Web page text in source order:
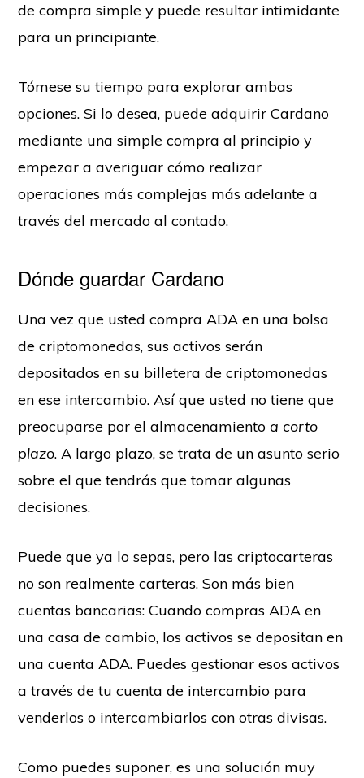
de compra simple y puede resultar intimidante
para un principiante.
Tómese su tiempo para explorar ambas
opciones. Si lo desea, puede adquirir Cardano
mediante una simple compra al principio y
empezar a averiguar cómo realizar
operaciones más complejas más adelante a
través del mercado al contado.
Dónde guardar Cardano
Una vez que usted compra ADA en una bolsa
de criptomonedas, sus activos serán
depositados en su billetera de criptomonedas
en ese intercambio. Así que usted no tiene que
preocuparse por el almacenamientoa corto
plazo. A largo plazo, se trata de un asunto serio
sobre el que tendrás que tomar algunas
decisiones.
Puede que ya lo sepas, pero las criptocarteras
no son realmente carteras. Son más bien
cuentas bancarias: Cuando compras ADA en
una casa de cambio, los activos se depositan en
una cuenta ADA. Puedes gestionar esos activos
a través de tu cuenta de intercambio para
venderlos o intercambiarlos con otras divisas.
Como puedes suponer, es una solución muy